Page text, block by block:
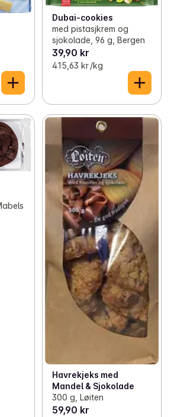
Dubai-cookies
med pistasjkrem og
sjokolade, 96 g, Bergen
39,90 kr
415,63 kr /kg
Havrekjeks med
Mandel & Sjokolade
300 g, Løiten
59,90 kr